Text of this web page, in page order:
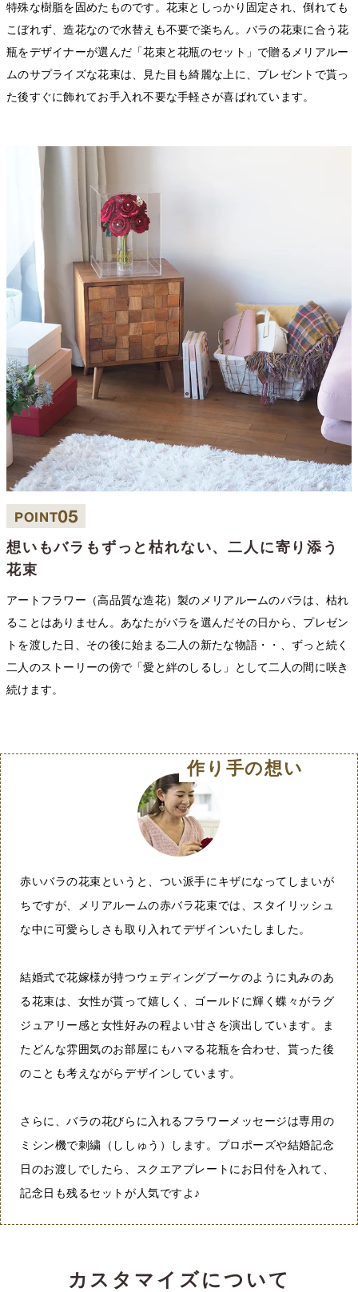
特殊な樹脂を固めたものです。花束としっかり固定され、倒れても
こぼれず、造花なので水替えも不要で楽ちん。バラの花束に合う花
瓶をデザイナーが選んだ「花束と花瓶のセット」で贈るメリアルー
ムのサプライズな花束は、見た目も綺麗な上に、プレゼントで貰っ
た後すぐに飾れてお手入れ不要な手軽さが喜ばれています。
POINT05
想いもバラもずっと枯れない、二人に寄り添う
花束
アートフラワー（高品質な造花）製のメリアルームのバラは、枯れ
ることはありません。あなたがバラを選んだその日から、プレゼン
トを渡した日、その後に始まる二人の新たな物語・・、ずっと続く
二人のストーリーの傍で「愛と絆のしるし」として二人の間に咲き
続けます。
作り手の想い
赤いバラの花束というと、つい派手にキザになってしまいが
ちですが、メリアルームの赤バラ花束では、スタイリッシュ
な中に可愛らしさも取り入れてデザインいたしました。
結婚式で花嫁様が持つウェディングブーケのように丸みのあ
る花束は、女性が貰って嬉しく、ゴールドに輝く蝶々がラグ
ジュアリー感と女性好みの程よい甘さを演出しています。ま
たどんな雰囲気のお部屋にもハマる花瓶を合わせ、貰った後
のことも考えながらデザインしています。
さらに、バラの花びらに入れるフラワーメッセージは専用の
ミシン機で刺繍（ししゅう）します。プロポーズや結婚記念
日のお渡しでしたら、スクエアプレートにお日付を入れて、
記念日も残るセットが人気ですよ♪
カスタマイズについて